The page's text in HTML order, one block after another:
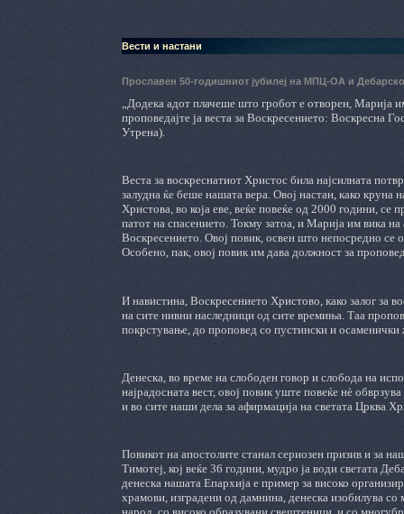
Вести и настани
Прославен 50-годишниот јубилеј на МПЦ-ОА и
„Додека адот плачеше што гробот е отворен, Марија
проповедајте ја веста за Воскресението: Воскресна
Утрена).
Веста за воскреснатиот Христос била најсилната
залудна ќе беше нашата вера. Овој настан, како круна
Христова, во која еве, веќе повеќе од 2000 години, се
патот на спасението. Токму затоа, и Марија им вика на
Воскресението. Овој повик, освен што непосредно се
Особено, пак, овој повик им дава должност за
И навистина, Воскресението Христово, како залог за
на сите нивни наследници од сите времиња. Таа
покрстување, до проповед со пустински и
Денеска, во време на слободен говор и слобода на
најрадосната вест, овој повик уште повеќе нѐ
и во сите наши дела за афирмација на светата Црква
Повикот на апостолите станал сериозен призив и за
Тимотеј, кој веќе 36 години, мудро ја води светата
денеска нашата Епархија е пример за високо
храмови, изградени од дамнина, денеска изобилува